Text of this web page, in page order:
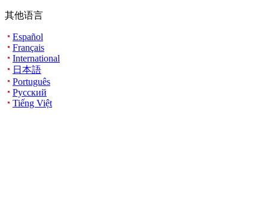
其他语言
Español
Français
International
日本語
Português
Русский
Tiếng Việt